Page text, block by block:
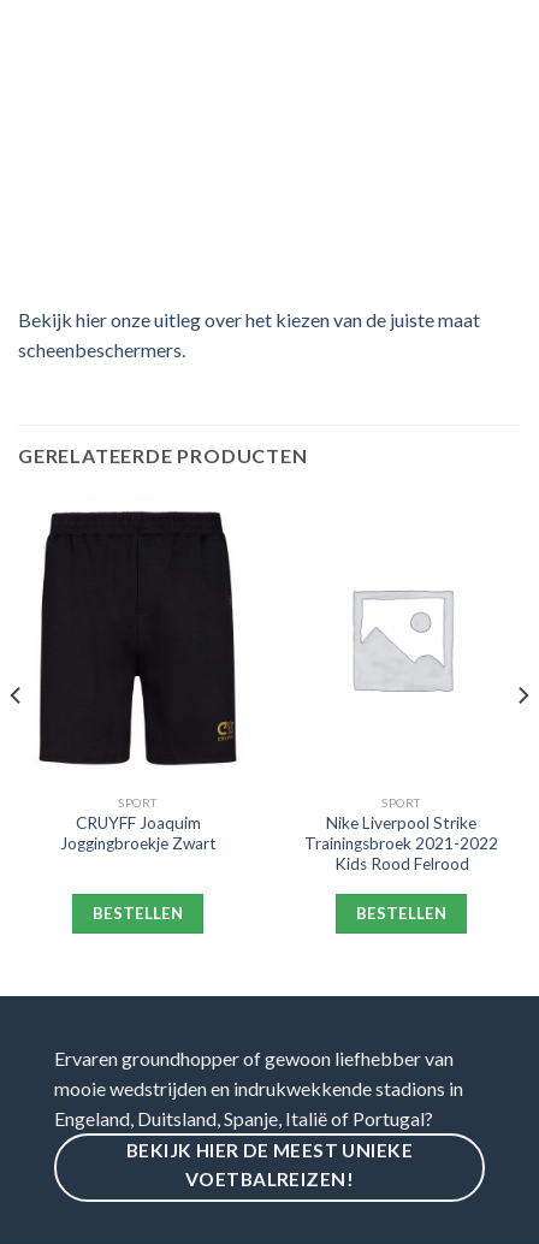
Bekijk hier onze uitleg over het kiezen van de juiste maat
scheenbeschermers.
GERELATEERDE PRODUCTEN
SPORT
CRUYFF Joaquim
Joggingbroekje Zwart
BESTELLEN
SPORT
Nike Liverpool Strike
Trainingsbroek 2021-2022
Kids Rood Felrood
BESTELLEN
Ervaren groundhopper of gewoon liefhebber van
mooie wedstrijden en indrukwekkende stadions in
Engeland, Duitsland, Spanje, Italië of Portugal?
BEKIJK HIER DE MEEST UNIEKE
VOETBALREIZEN!